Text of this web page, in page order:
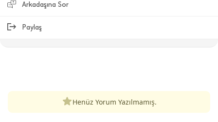
Arkadaşına Sor
Paylaş
Henüz Yorum Yazılmamış.